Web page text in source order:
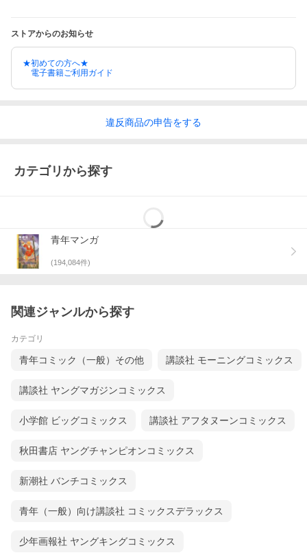
ストアからのお知らせ
★初めての方へ★
電子書籍ご利用ガイド
違反商品の申告をする
カテゴリから探す
青年マンガ
(194,084件)
関連ジャンルから探す
カテゴリ
青年コミック（一般）その他 講談社 モーニングコミックス
講談社 ヤングマガジンコミックス
小学館 ビッグコミックス 講談社 アフタヌーンコミックス
秋田書店 ヤングチャンピオンコミックス
新潮社 バンチコミックス
青年（一般）向け講談社 コミックスデラックス
少年画報社 ヤングキングコミックス